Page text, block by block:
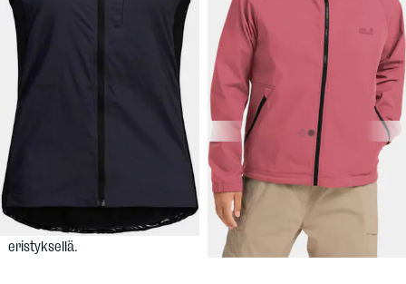
39,90 €
JACK
Morobbia Alpha Vest
Pyöräilijän liivi, Polartec Alpha -
eristyksellä.
94,90 €
JACK
WOLFSKINWomen's
Mahani Jacket
Kevyt, tuulelta ja UV-säteiltä
suojaava takki naisille.